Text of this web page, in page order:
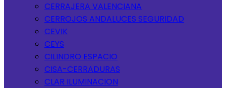
CERRAJERA VALENCIANA
CERROJOS ANDALUCES SEGURIDAD
CEVIK
CEYS
CILINDRO ESPACIO
CISA-CERRADURAS
CLAR ILUMINACION